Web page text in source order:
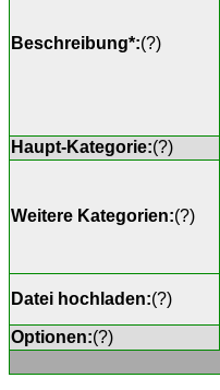
Beschreibung*:(?)
Haupt-Kategorie:(?)
Weitere Kategorien:(?)
Datei hochladen:(?)
Optionen:(?)